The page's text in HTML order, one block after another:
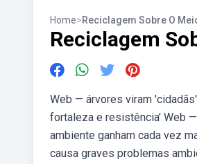
Home>Reciclagem Sobre O
Reciclagem
Web — árvores viram
fortaleza e resistência' Web
ambiente ganham cada vez
causa graves problemas